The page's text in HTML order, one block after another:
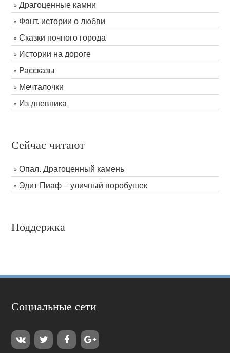
Драгоценные камни
Фант. истории о любви
Сказки ночного города
Истории на дороге
Рассказы
Мечталочки
Из дневника
Сейчас читают
Опал. Драгоценный камень
Эдит Пиаф – уличный воробушек
Поддержка
Социальные сети